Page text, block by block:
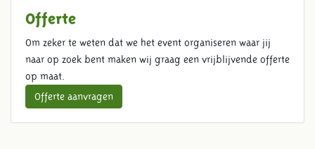
Offerte
Om zeker te weten dat we het event organiseren waar jij
naar op zoek bent maken wij graag een vrijblijvende offerte
op maat.
Offerte aanvragen